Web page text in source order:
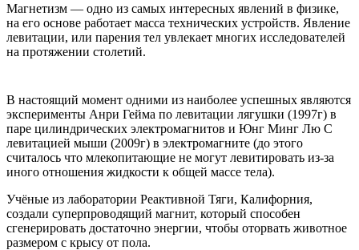
Магнетизм — одно из самых интересных явлений в физике,
на его основе работает масса технических устройств. Явление
левитации, или парения тел увлекает многих исследователей
на протяжении столетий.
В настоящий момент одними из наиболее успешных являются
эксперименты Анри Гейма по левитации лягушки (1997г) в
паре цилиндрических электромагнитов и Юнг Минг Лю С
левитацией мыши (2009г) в электромагните (до этого
считалось что млекопитающие не могут левитировать из-за
иного отношения жидкости к общей массе тела).
Учёные из лаборатории Реактивной Тяги, Калифорния,
создали суперпроводящий магнит, который способен
сгенерировать достаточно энергии, чтобы оторвать животное
размером с крысу от пола.